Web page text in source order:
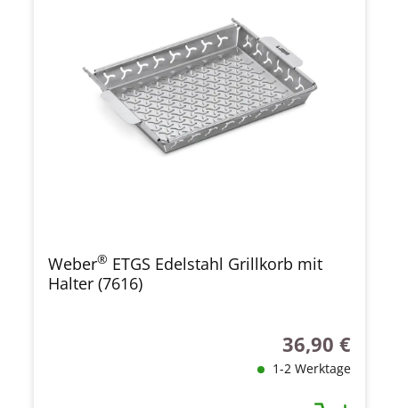
Weber® ETGS Edelstahl Grillkorb mit
Halter (7616)
Regulärer Preis:
36,90 €
1-2 Werktage